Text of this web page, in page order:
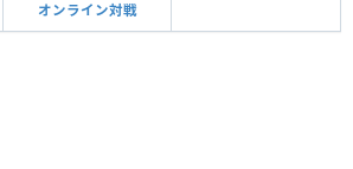
オンライン対戦